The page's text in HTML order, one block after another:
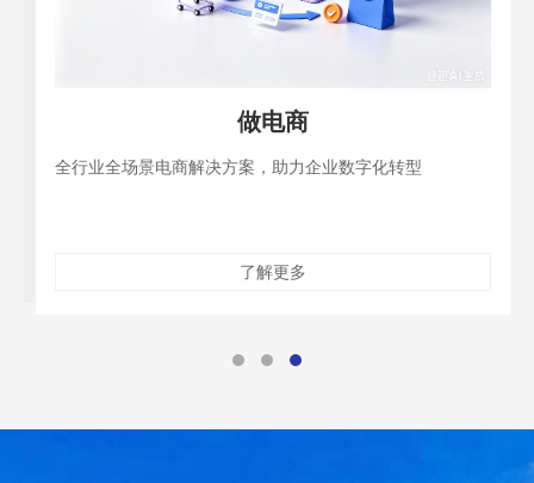
做电商
全行业全场景电商解决方案，助力企业数字化转型
了解更多